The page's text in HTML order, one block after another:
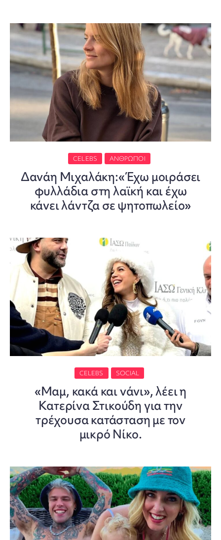
CELEBS ΆΝΘΡΩΠΟΙ
Δανάη Μιχαλάκη:«Έχω μοιράσει
φυλλάδια στη λαϊκή και έχω
κάνει λάντζα σε ψητοπωλείο»
CELEBS SOCIAL
«Μαμ, κακά και νάνι», λέει η
Κατερίνα Στικούδη για την
τρέχουσα κατάσταση με τον
μικρό Νίκο.